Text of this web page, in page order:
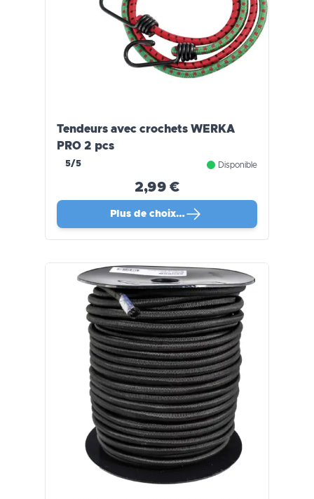
Tendeurs avec crochets WERKA
PRO 2 pcs
5/5 Disponible
2,99 €
Plus de choix…